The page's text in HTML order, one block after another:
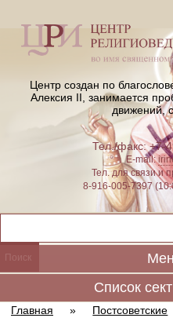
Центр создан по
Алексия II, занимается
движений,
Тел./факс:
E-mail:
Тел. для связи и
8-916-005-7397
Cписок
Главная » Постсоветские